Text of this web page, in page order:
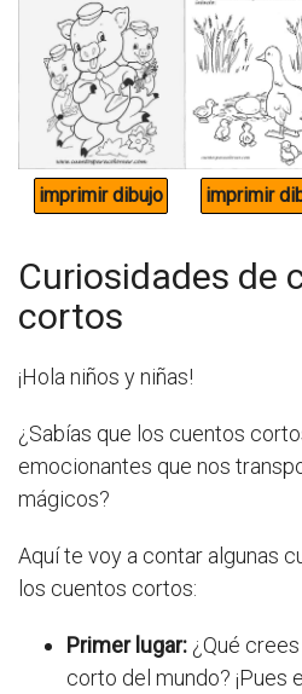
Curiosidades de
cortos
¡Hola niños y niñas!
¿Sabías que los cuentos
emocionantes que nos
mágicos?
Aquí te voy a contar algunas
los cuentos cortos:
Primer lugar: ¿Qué
corto del mundo? ¡Pues